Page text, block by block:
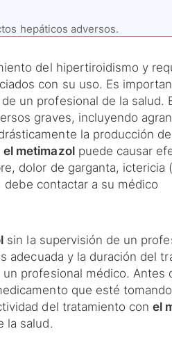
hepáticos adversos.
del hipertiroidismo y
con su uso. Es
un profesional de la salud.
graves, incluyendo
la producción
el metimazolpuede causar
dolor de garganta, ictericia
contactar a su médico
sin la supervisión de un
adecuada y la duración del
profesional médico. Antes
que esté
del tratamiento conel
la salud.